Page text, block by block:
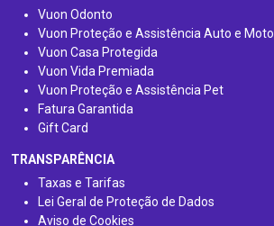
Vuon Odonto
Vuon Proteção e Assistência Auto e Moto
Vuon Casa Protegida
Vuon Vida Premiada
Vuon Proteção e Assistência Pet
Fatura Garantida
Gift Card
TRANSPARÊNCIA
Taxas e Tarifas
Lei Geral de Proteção de Dados
Aviso de Cookies